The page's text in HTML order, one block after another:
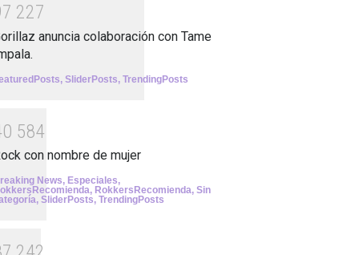
7 227
anuncia colaboración con Tame
, SliderPosts, TrendingPosts
0 584
con nombre de mujer
News, Especiales,
, RokkersRecomienda, Sin
, SliderPosts, TrendingPosts